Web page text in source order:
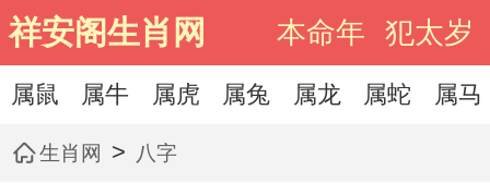
祥安阁生肖网 本命年 犯太岁
属鼠 属牛 属虎 属兔 属龙 属蛇 属马
生肖网 > 八字